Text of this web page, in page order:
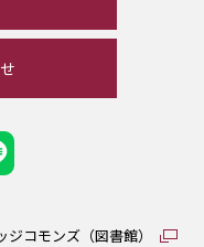
ジコモンズ（図書館）